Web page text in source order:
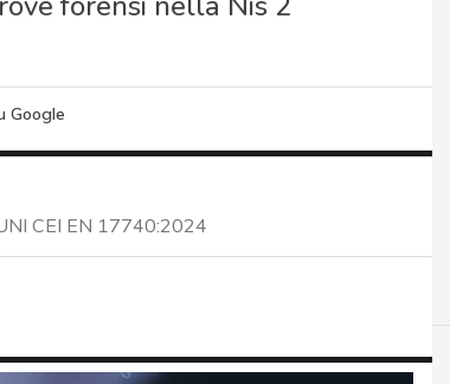
Google
CEI EN 17740:2024